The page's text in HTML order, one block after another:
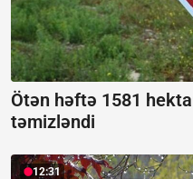
Ötən həftə 1581
təmizləndi
12:31